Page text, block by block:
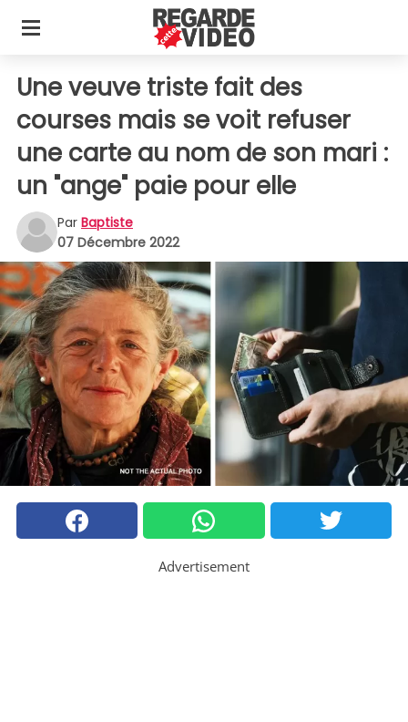
Une veuve triste fait des
courses mais se voit refuser
une carte au nom de son mari :
un "ange" paie pour elle
Par Baptiste
07 Décembre 2022
Advertisement